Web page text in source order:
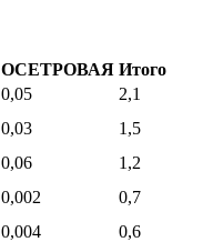
ОСЕТРОВАЯ Итого
0,05
2,1
0,03
1,5
0,06
1,2
0,002
0,7
0,004
0,6